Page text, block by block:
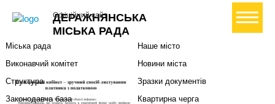
ДЕРАЖНЯНСЬКА
МІСЬКА РАДА
Офіційний сайт+ Створити петицію
Міський голова
Міська рада
Виконавчий комітет
Структура
Законодавча база
Наше місто
Новини міста
Зразки документів
Квартирна черга